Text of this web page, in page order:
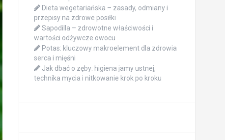
Dieta wegetariańska – zasady, odmiany i
przepisy na zdrowe posiłki
Sapodilla – zdrowotne właściwości i
wartości odżywcze owocu
Potas: kluczowy makroelement dla zdrowia
serca i mięśni
Jak dbać o zęby: higiena jamy ustnej,
technika mycia i nitkowanie krok po kroku